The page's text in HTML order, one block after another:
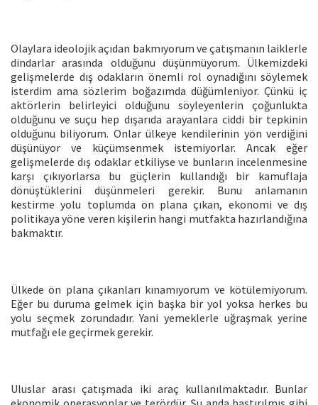
Olaylara ideolojik açıdan bakmıyorum ve çatışmanın laiklerle
dindarlar arasında olduğunu düşünmüyorum. Ülkemizdeki
gelişmelerde dış odakların önemli rol oynadığını söylemek
isterdim ama sözlerim boğazımda düğümleniyor. Çünkü iç
aktörlerin belirleyici olduğunu söyleyenlerin çoğunlukta
olduğunu ve suçu hep dışarıda arayanlara ciddi bir tepkinin
olduğunu biliyorum. Onlar ülkeye kendilerinin yön verdiğini
düşünüyor ve küçümsenmek istemiyorlar. Ancak eğer
gelişmelerde dış odaklar etkiliyse ve bunların incelenmesine
karşı çıkıyorlarsa bu güçlerin kullandığı bir kamuflaja
dönüştüklerini düşünmeleri gerekir. Bunu anlamanın
kestirme yolu toplumda ön plana çıkan, ekonomi ve dış
politikaya yöne veren kişilerin hangi mutfakta hazırlandığına
bakmaktır.
Ülkede ön plana çıkanları kınamıyorum ve kötülemiyorum.
Eğer bu duruma gelmek için başka bir yol yoksa herkes bu
yolu seçmek zorundadır. Yani yemeklerle uğraşmak yerine
mutfağı ele geçirmek gerekir.
Uluslar arası çatışmada iki araç kullanılmaktadır. Bunlar